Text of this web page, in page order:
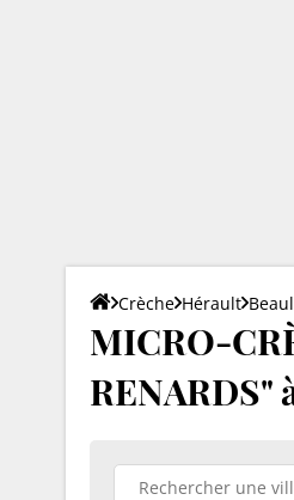
Crèche Hérault
MICRO-
RENARDS"